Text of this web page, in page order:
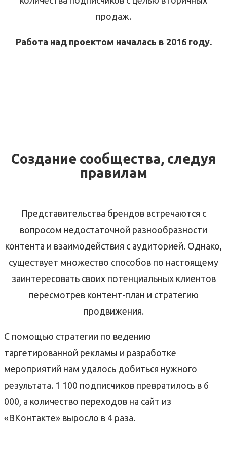
продаж.
Работа над проектом началась в 2016 году.
Создание сообщества, следуя
правилам
Представительства брендов встречаются с
вопросом недостаточной разнообразности
контента и взаимодействия с аудиторией. Однако,
существует множество способов по настоящему
заинтересовать своих потенциальных клиентов
пересмотрев контент-план и стратегию
продвижения.
С помощью стратегии по ведению
таргетированной рекламы и разработке
мероприятий нам удалось добиться нужного
результата. 1 100 подписчиков превратилось в 6
000, а количество переходов на сайт из
«ВКонтакте» выросло в 4 раза.